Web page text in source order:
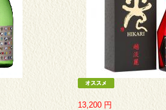
13,200 円